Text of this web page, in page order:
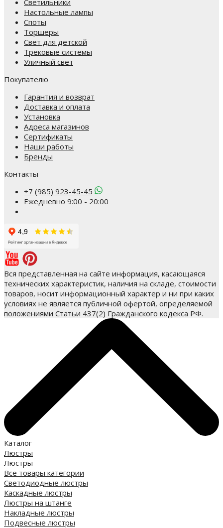
Настольные лампы
Споты
Торшеры
Свет для детской
Трековые системы
Уличный свет
Покупателю
Гарантия и возврат
Доставка и оплата
Установка
Адреса магазинов
Сертификаты
Наши работы
Бренды
Контакты
+7 (985) 923-45-45
Ежедневно 9:00 - 20:00
Вся представленная на сайте информация, касающаяся
технических характеристик, наличия на складе, стоимости
товаров, носит информационный характер и ни при каких
условиях не является публичной офертой, определяемой
положениями Статьи 437(2) Гражданского кодекса РФ.
Каталог
Люстры
Люстры
Все товары категории
Светодиодные люстры
Каскадные люстры
Люстры на штанге
Накладные люстры
Подвесные люстры